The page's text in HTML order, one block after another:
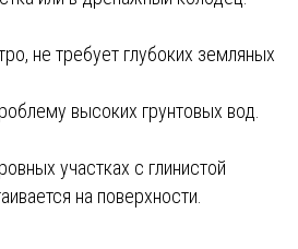
не требует глубоких земляных
высоких грунтовых вод.
участках с глинистой
на поверхности.